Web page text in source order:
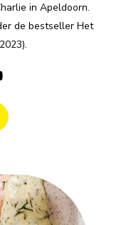
in Apeldoorn.
de bestseller Het